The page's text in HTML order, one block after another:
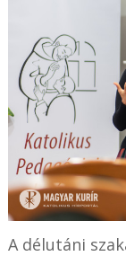
A délutáni